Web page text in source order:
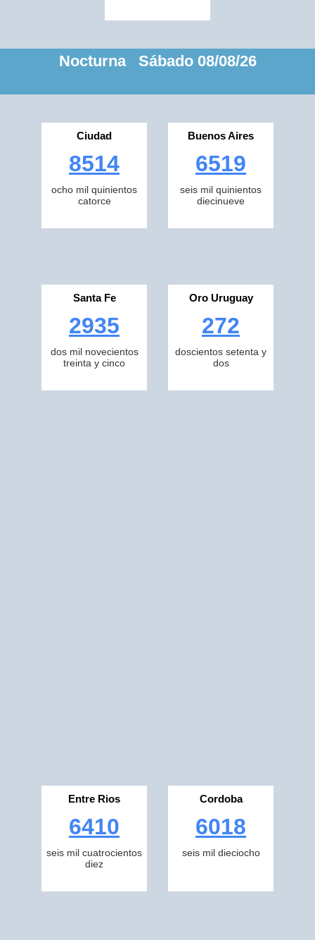
Nocturna Sábado 08/08/26
Ciudad
8514
ocho mil quinientos
catorce
Buenos Aires
6519
seis mil quinientos
diecinueve
Santa Fe
2935
dos mil novecientos
treinta y cinco
Oro Uruguay
272
doscientos setenta y
dos
Entre Rios
6410
seis mil cuatrocientos
diez
Cordoba
6018
seis mil dieciocho